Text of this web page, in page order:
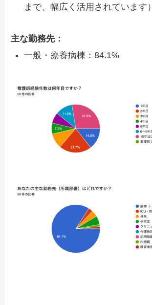
まで、幅広く活用されています）
主な勤務先：
一般・療養病棟：84.1%